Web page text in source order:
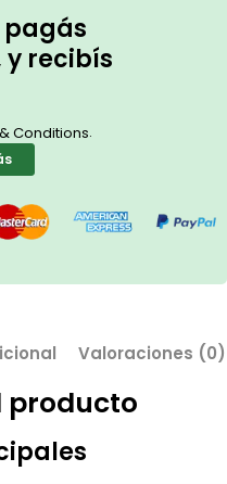
y recibís
Conditions.
Valoraciones (0)
producto